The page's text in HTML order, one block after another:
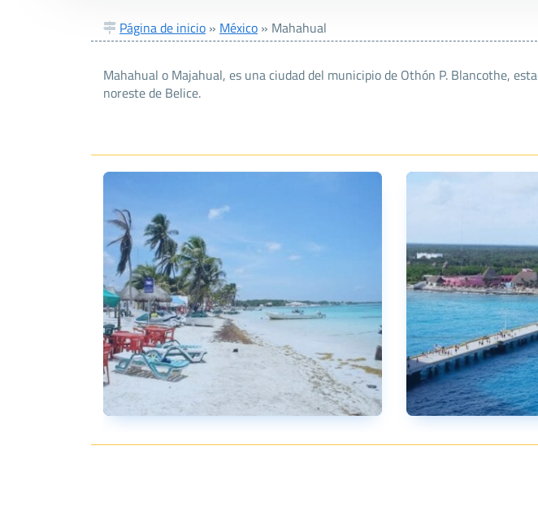
Página de inicio » México » Mahahual
Mahahual o Majahual, es una ciudad del municipio de Othón P. Blancothe,
noreste de Belice.